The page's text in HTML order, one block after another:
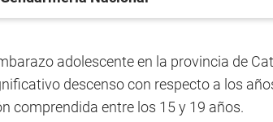
adolescente en la provincia de
descenso con respecto a los
comprendida entre los 15 y 19 años.